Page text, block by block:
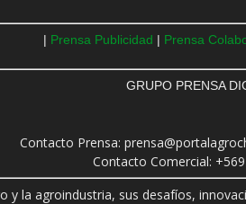
| Prensa Publicidad | Prensa
GRUPO PRENSA
Contacto Prensa:
Contacto Comercial:
y la agroindustria, sus desafíos,